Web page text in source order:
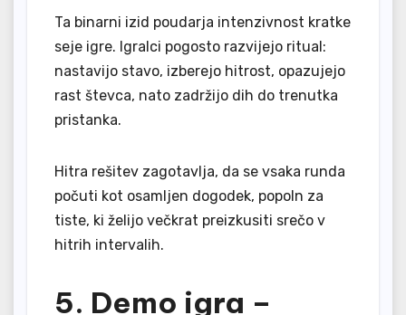
Ta binarni izid poudarja intenzivnost kratke
seje igre. Igralci pogosto razvijejo ritual:
nastavijo stavo, izberejo hitrost, opazujejo
rast števca, nato zadržijo dih do trenutka
pristanka.
Hitra rešitev zagotavlja, da se vsaka runda
počuti kot osamljen dogodek, popoln za
tiste, ki želijo večkrat preizkusiti srečo v
hitrih intervalih.
5. Demo igra –